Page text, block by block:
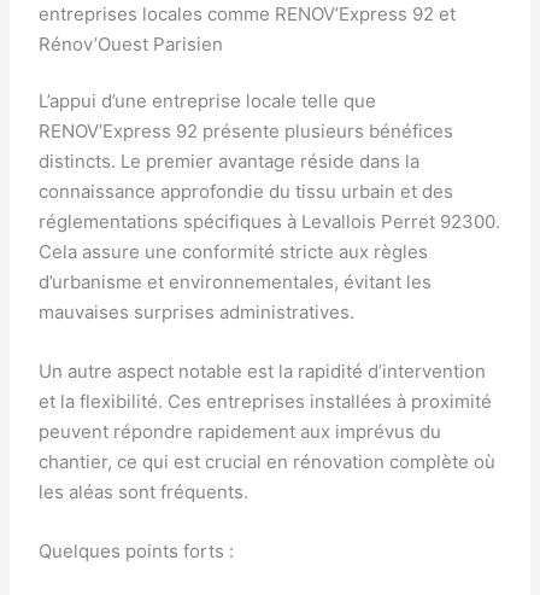
entreprises locales comme RENOV’Express 92 et
Rénov’Ouest Parisien
L’appui d’une entreprise locale telle que
RENOV’Express 92 présente plusieurs bénéfices
distincts. Le premier avantage réside dans la
connaissance approfondie du tissu urbain et des
réglementations spécifiques à Levallois Perret 92300.
Cela assure une conformité stricte aux règles
d’urbanisme et environnementales, évitant les
mauvaises surprises administratives.
Un autre aspect notable est la rapidité d’intervention
et la flexibilité. Ces entreprises installées à proximité
peuvent répondre rapidement aux imprévus du
chantier, ce qui est crucial en rénovation complète où
les aléas sont fréquents.
Quelques points forts :